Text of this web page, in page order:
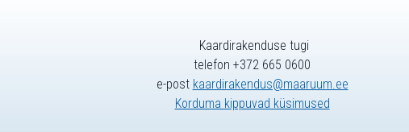
Kaardirakenduse tugi
telefon +372 665 0600
e-post kaardirakendus@maaruum.ee
Korduma kippuvad küsimused